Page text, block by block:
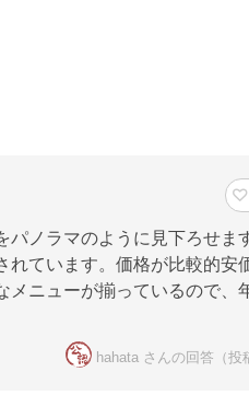
パノラマのように見下ろせま
れています。価格が比較的安
メニューが揃っているので、
hahata さんの回答（投